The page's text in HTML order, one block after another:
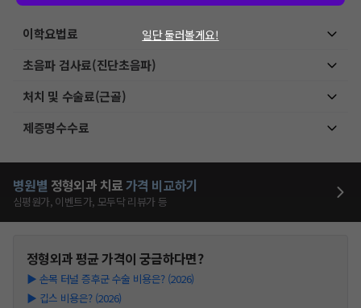
이학요법료
초음파 검사료(진단초음파)
처치 및 수술료(근골)
제증명수수료
병원별 정형외과 치료가격 비교하기
심평원가, 이벤트가, 모두닥 리뷰가 등
정형외과평균 가격이 궁금하다면?
▶ 손목 터널 증후군 수술 비용은? (2026)
▶ 깁스 비용은? (2026)
일단 둘러볼게요!